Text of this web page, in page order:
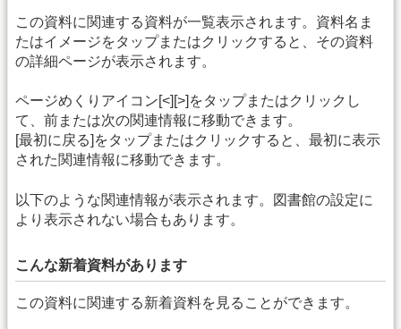
この資料に関連する資料が一覧表示されます。資料名ま
たはイメージをタップまたはクリックすると、その資料
の詳細ページが表示されます。
ページめくりアイコン[<][>]をタップまたはクリックし
て、前または次の関連情報に移動できます。
[最初に戻る]をタップまたはクリックすると、最初に表示
された関連情報に移動できます。
以下のような関連情報が表示されます。図書館の設定に
より表示されない場合もあります。
こんな新着資料があります
この資料に関連する新着資料を見ることができます。